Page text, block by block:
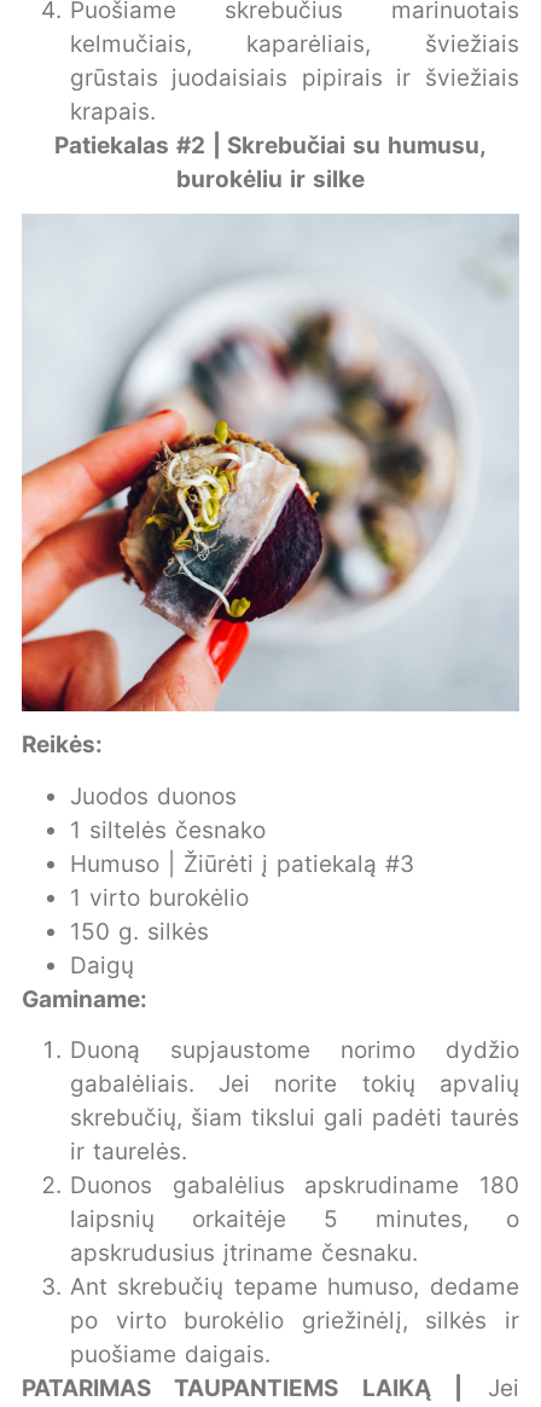
Puošiame skrebučius marinuotais
kelmučiais, kaparėliais, šviežiais
grūstais juodaisiais pipirais ir šviežiais
krapais.
Patiekalas #2 | Skrebučiai su humusu,
burokėliu ir silke
Reikės:
Juodos duonos
1 siltelės česnako
Humuso | Žiūrėti į patiekalą #3
1 virto burokėlio
150 g. silkės
Daigų
Gaminame:
Duoną supjaustome norimo dydžio
gabalėliais. Jei norite tokių apvalių
skrebučių, šiam tikslui gali padėti taurės
ir taurelės.
Duonos gabalėlius apskrudiname 180
laipsnių orkaitėje 5 minutes, o
apskrudusius įtriname česnaku.
Ant skrebučių tepame humuso, dedame
po virto burokėlio griežinėlį, silkės ir
puošiame daigais.
PATARIMAS TAUPANTIEMS LAIKĄ |
Jei